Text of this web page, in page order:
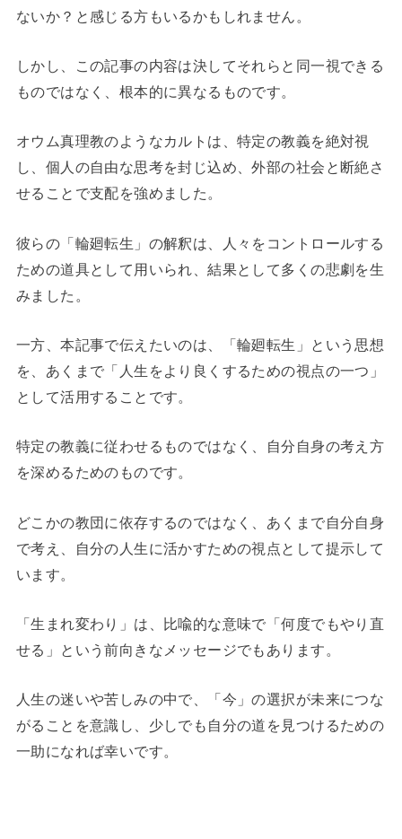
ないか？と感じる方もいるかもしれません。
しかし、この記事の内容は決してそれらと同一視できる
ものではなく、根本的に異なるものです。
オウム真理教のようなカルトは、特定の教義を絶対視
し、個人の自由な思考を封じ込め、外部の社会と断絶さ
せることで支配を強めました。
彼らの「輪廻転生」の解釈は、人々をコントロールする
ための道具として用いられ、結果として多くの悲劇を生
みました。
一方、本記事で伝えたいのは、「輪廻転生」という思想
を、あくまで「人生をより良くするための視点の一つ」
として活用することです。
特定の教義に従わせるものではなく、自分自身の考え方
を深めるためのものです。
どこかの教団に依存するのではなく、あくまで自分自身
で考え、自分の人生に活かすための視点として提示して
います。
「生まれ変わり」は、比喩的な意味で「何度でもやり直
せる」という前向きなメッセージでもあります。
人生の迷いや苦しみの中で、「今」の選択が未来につな
がることを意識し、少しでも自分の道を見つけるための
一助になれば幸いです。